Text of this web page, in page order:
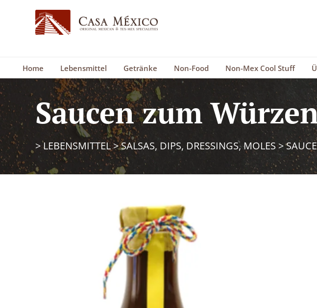
Home Lebensmittel Getränke Non-Food Non-Mex Cool Stuff
Saucen zum
>LEBENSMITTEL>SALSAS, DIPS, DRESSINGS, MOLES>